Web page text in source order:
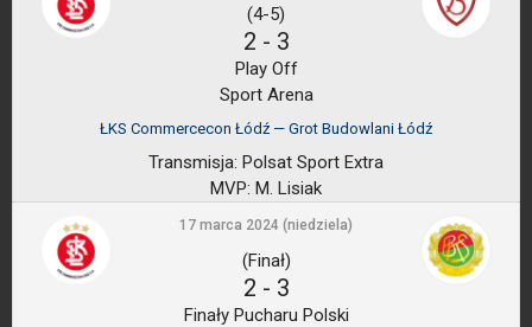
(4-5)
2 - 3
Play Off
Sport Arena
ŁKS Commercecon Łódź — Grot Budowlani Łódź
Transmisja: Polsat Sport Extra
MVP: M. Lisiak
17 marca 2024 (niedziela)
(Finał)
2 - 3
Finały Pucharu Polski